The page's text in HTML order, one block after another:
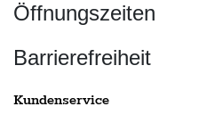
Öffnungszeiten
Barrierefreiheit
Kundenservice